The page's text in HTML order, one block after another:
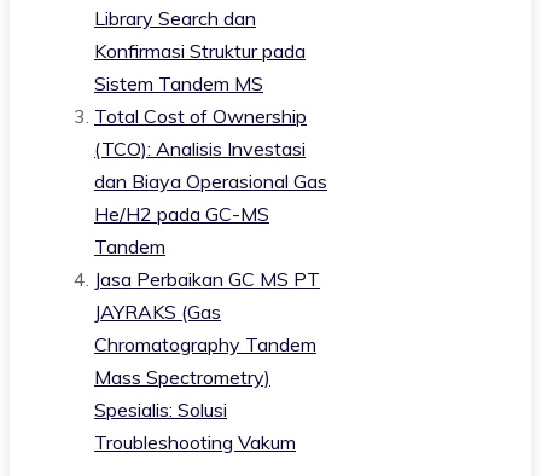
Library Search dan
Konfirmasi Struktur pada
Sistem Tandem MS
Total Cost of Ownership
(TCO): Analisis Investasi
dan Biaya Operasional Gas
He/H2 pada GC-MS
Tandem
Jasa Perbaikan GC MS PT
JAYRAKS (Gas
Chromatography Tandem
Mass Spectrometry)
Spesialis: Solusi
Troubleshooting Vakum